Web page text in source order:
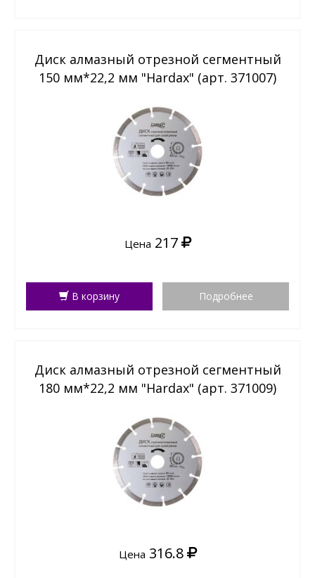
Диск алмазный отрезной сегментный
150 мм*22,2 мм "Hardax" (арт. 371007)
Цена 217
В корзину Подробнее
Диск алмазный отрезной сегментный
180 мм*22,2 мм "Hardax" (арт. 371009)
Цена 316.8